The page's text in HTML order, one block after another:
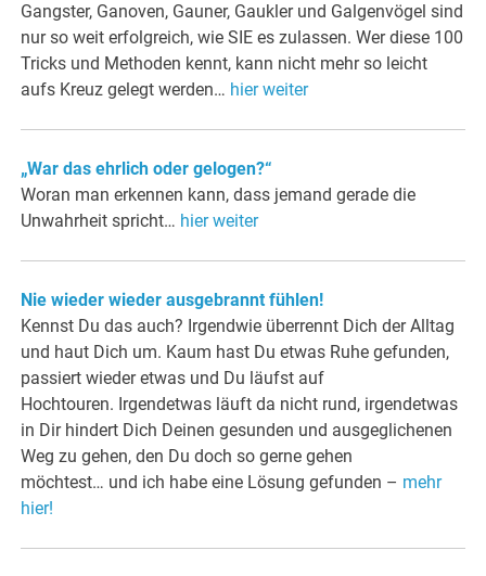
Gangster, Ganoven, Gauner, Gaukler und Galgenvögel sind
nur so weit erfolgreich, wie SIE es zulassen. Wer diese 100
Tricks und Methoden kennt, kann nicht mehr so leicht
aufs Kreuz gelegt werden… hier weiter
„War das ehrlich oder gelogen?“
Woran man erkennen kann, dass jemand gerade die
Unwahrheit spricht… hier weiter
Nie wieder wieder ausgebrannt fühlen!
Kennst Du das auch? Irgendwie überrennt Dich der Alltag
und haut Dich um. Kaum hast Du etwas Ruhe gefunden,
passiert wieder etwas und Du läufst auf
Hochtouren. Irgendetwas läuft da nicht rund, irgendetwas
in Dir hindert Dich Deinen gesunden und ausgeglichenen
Weg zu gehen, den Du doch so gerne gehen
möchtest… und ich habe eine Lösung gefunden – mehr
hier!